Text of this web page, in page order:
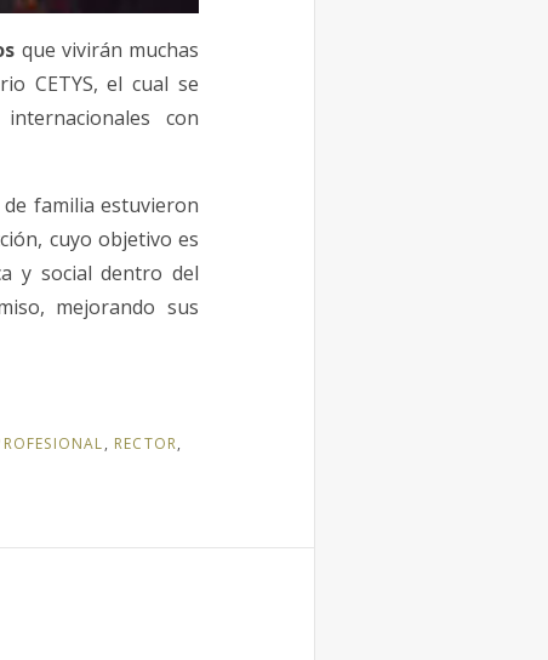
que vivirán muchas
CETYS, el cual se
con
familia estuvieron
cuyo objetivo es
y social dentro del
mejorando sus
, RECTOR,